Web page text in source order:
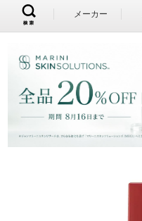
メーカー